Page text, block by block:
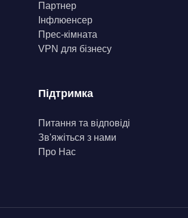
Партнер
Інфлюенсер
Прес-кімната
VPN для бізнесу
Підтримка
Питання та відповіді
Зв'яжіться з нами
Про Нас